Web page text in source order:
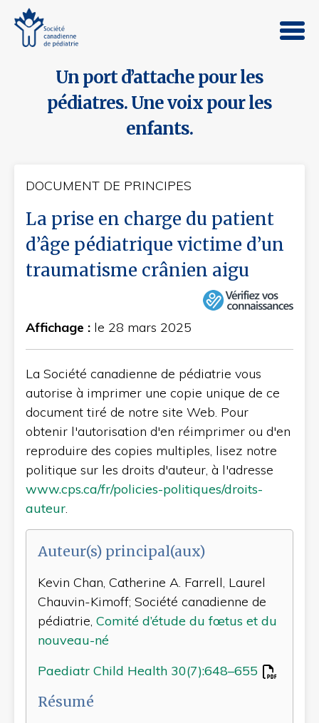
Un port d’attache pour les
pédiatres. Une voix pour les
enfants.
DOCUMENT DE PRINCIPES
La prise en charge du patient
d’âge pédiatrique victime d’un
traumatisme crânien aigu
Affichage : le 28 mars 2025
La Société canadienne de pédiatrie vous
autorise à imprimer une copie unique de ce
document tiré de notre site Web. Pour
obtenir l'autorisation d'en réimprimer ou d'en
reproduire des copies multiples, lisez notre
politique sur les droits d'auteur, à l'adresse
www.cps.ca/fr/policies-politiques/droits-
auteur.
Auteur(s) principal(aux)
Kevin Chan, Catherine A. Farrell, Laurel
Chauvin-Kimoff; Société canadienne de
pédiatrie, Comité d’étude du fœtus et du
nouveau-né
Paediatr Child Health 30(7):648–655
Résumé